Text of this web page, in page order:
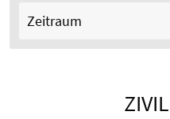
Zeitraum